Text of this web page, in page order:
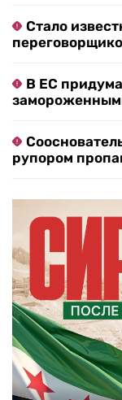
Стало
В ЕС
рупором